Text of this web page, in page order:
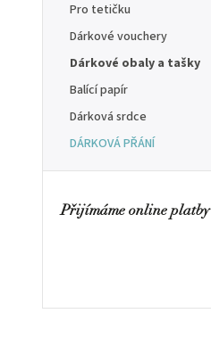
Pro tetičku
Dárkové vouchery
Dárkové obaly a tašky
Balící papír
Dárková srdce
DÁRKOVÁ PŘÁNÍ
Přijímáme online platby